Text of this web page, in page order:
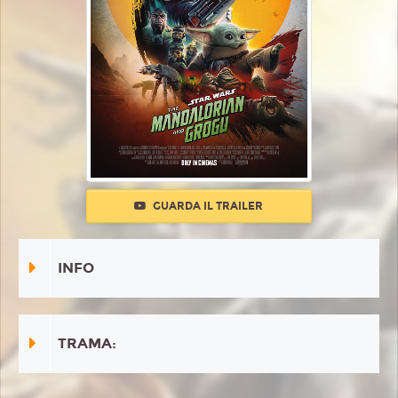
GUARDA IL TRAILER
INFO
TRAMA: